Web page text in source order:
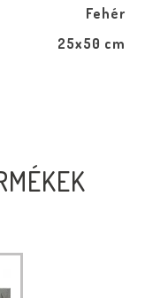
Fehér
25x50 cm